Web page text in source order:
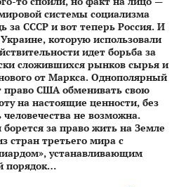
системы социализма
за СССР и вот теперь Россия. И
которую использовали
идет борьба за
сложившихся рынков сырья и
от Маркса. Однополярный
право США обменивать свою
на настоящие ценности, без
не возможна.
борется за право жить на Земле
стран третьего мира с
устанавливающим
порядок…